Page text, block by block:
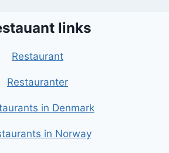
links
Restaurant
Restauranter
in Denmark
in Norway